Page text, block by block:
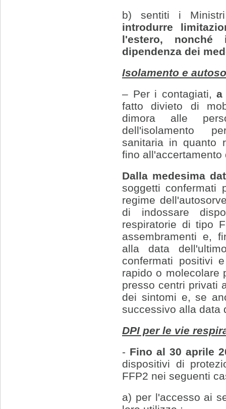
b) sentiti i
introdurre
l'estero, nonché
dipendenza dei
Isolamento e
– Per i contagiati, a
fatto divieto di
dimora alle
dell'isolamento
sanitaria in quanto
fino
Dalla medesima
soggetti confermati
regime
di indossare
respiratorie di tipo
assembramenti e,
alla data
confermati positivi
rapido o molecolare
presso centri privati
dei sintomi e, se
successivo alla
DPI per le vie
- Fino al 30 aprile
dispositivi di
FFP2 nei seguenti
a) per l'accesso ai